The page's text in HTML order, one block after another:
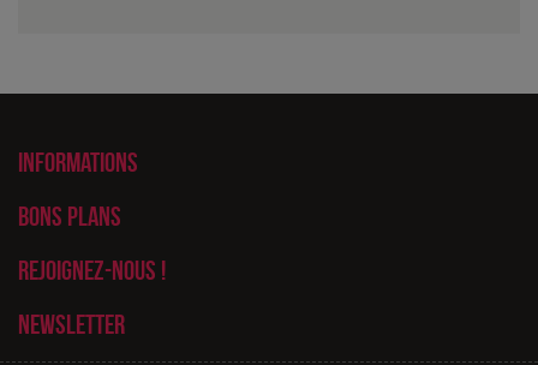
Informations
Bons plans
Rejoignez-nous !
Newsletter